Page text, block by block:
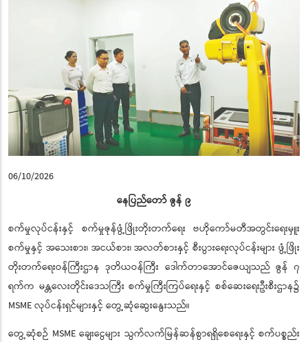
06/10/2026
နေပြည်တော် ဇွန် ၉
စက်မှုလုပ်ငန်းနှင့် စက်မှုဇုန်ဖွံ့ဖြိုးတိုးတက်ရေး ဗဟိုကော်မတီအတွင်းရေးမှူး
စက်မှုနှင့် အသေးစား၊ အငယ်စား၊ အလတ်စားနှင့် စီးပွားရေးလုပ်ငန်းများ ဖွံ့ဖြိုး
တိုးတက်ရေးဝန်ကြီးဌာန ဒုတိယဝန်ကြီး ဒေါက်တာအောင်ဇေယျသည် ဇွန် ၇
ရက်က မန္တလေးတိုင်းဒေသကြီး စက်မှုကြီးကြပ်ရေးနှင့် စစ်ဆေးရေးဦးစီးဌာန၌
MSME လုပ်ငန်းရှင်များနှင့် တွေ့ဆုံဆွေးနွေးသည်။
တွေ့ဆုံစဉ် MSME ချေးငွေများ သွက်လက်မြန်ဆန်စွာရရှိစေရေးနှင့် စက်ပစ္စည်း